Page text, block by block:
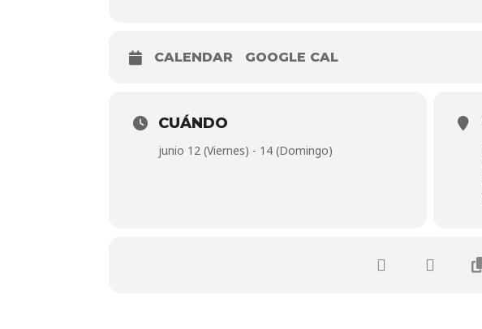
CALENDAR GOOGLE CAL
CUÁNDO
junio 12 (Viernes) - 14 (Domingo)